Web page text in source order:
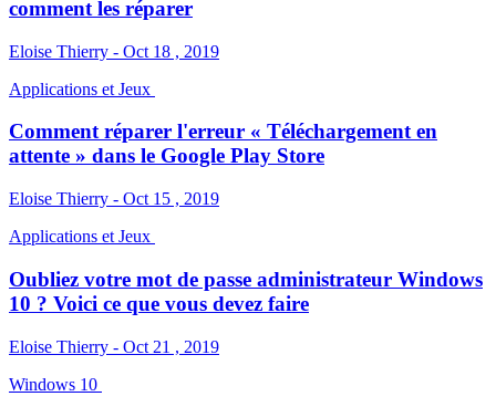
comment les réparer
Eloise Thierry - Oct 18 , 2019
Applications et Jeux
Comment réparer l'erreur « Téléchargement en
attente » dans le Google Play Store
Eloise Thierry - Oct 15 , 2019
Applications et Jeux
Oubliez votre mot de passe administrateur Windows
10 ? Voici ce que vous devez faire
Eloise Thierry - Oct 21 , 2019
Windows 10